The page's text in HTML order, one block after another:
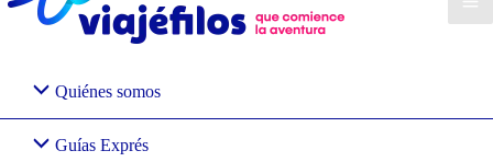
Quiénes somos
Guías Exprés